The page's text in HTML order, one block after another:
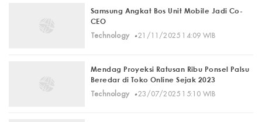
Samsung Angkat Bos Unit Mobile Jadi Co-
CEO
Technology
· 21/11/2025 14:09 WIB
Mendag Proyeksi Ratusan Ribu Ponsel Palsu
Beredar di Toko Online Sejak 2023
Technology
· 23/07/2025 15:10 WIB